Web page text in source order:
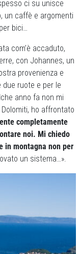
ci su unisce
un caffè e argomenti
bici…
com’è accaduto,
con Johannes, un
provenienza e
ruote e per le
anno fa non mi
ho affrontato
completamente
noi. Mi chiedo
in montagna non per
un sistema…».